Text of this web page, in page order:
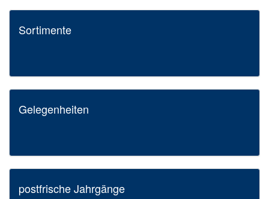
Sortimente
Gelegenheiten
postfrische Jahrgänge